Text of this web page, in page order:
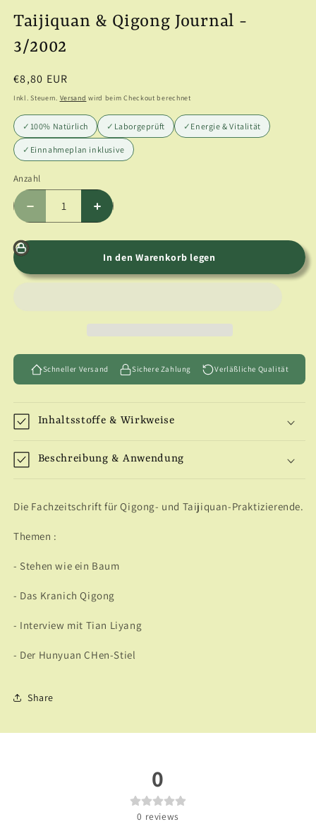
Taijiquan & Qigong Journal -
3/2002
Normaler
Preis
€8,80 EUR
Inkl. Steuern. Versand wird beim Checkout berechnet
✓ 100% Natürlich ✓ Laborgeprüft ✓ Energie & Vitalität
✓ Einnahmeplan inklusive
Anzahl
Anzahl
Verringere
die
Menge
Taijiquan
Erhöhe
die
Menge
für
Taijiquan
In den Warenkorb legen
Schneller Versand Sichere Zahlung Verläßliche Qualität
Inhaltsstoffe & Wirkweise
Beschreibung & Anwendung
Die Fachzeitschrift für Qigong- und Taijiquan-Praktizierende.
Themen :
- Stehen wie ein Baum
- Das Kranich Qigong
- Interview mit Tian Liyang
- Der Hunyuan CHen-Stiel
Share
0
0 reviews